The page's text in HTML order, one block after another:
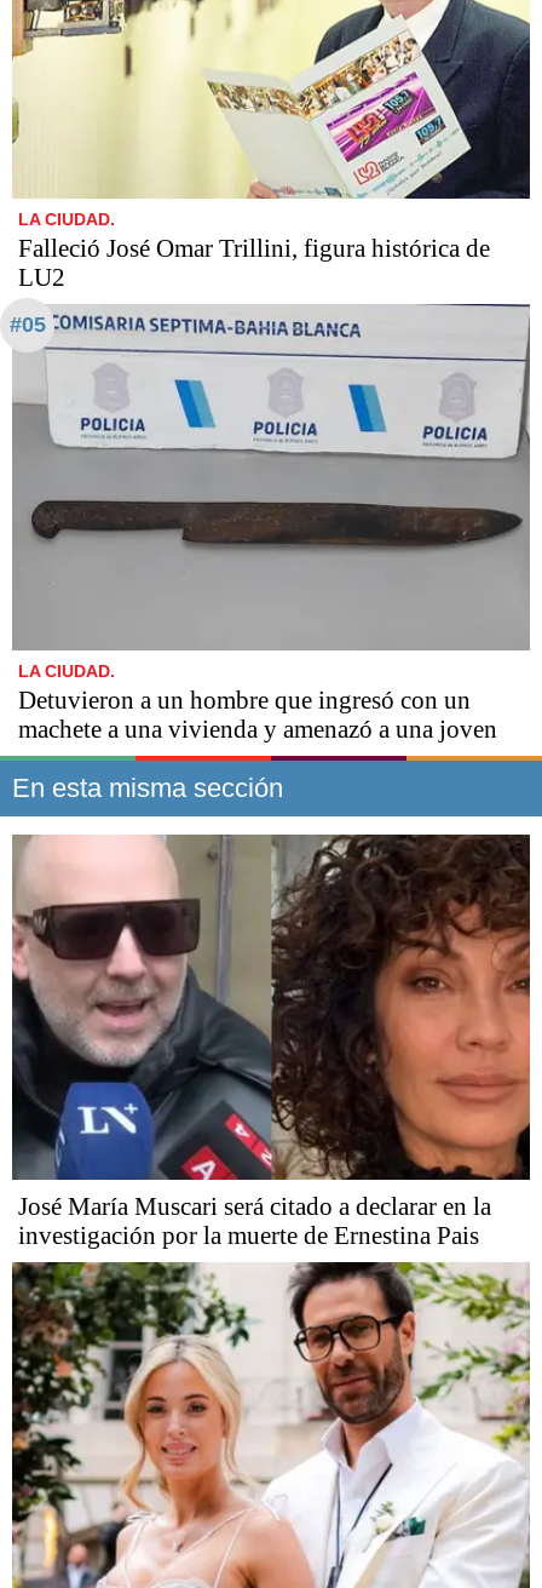
LA CIUDAD.
Falleció José Omar Trillini, figura histórica de
LU2
#05
LA CIUDAD.
Detuvieron a un hombre que ingresó con un
machete a una vivienda y amenazó a una joven
En esta misma sección
José María Muscari será citado a declarar en la
investigación por la muerte de Ernestina Pais